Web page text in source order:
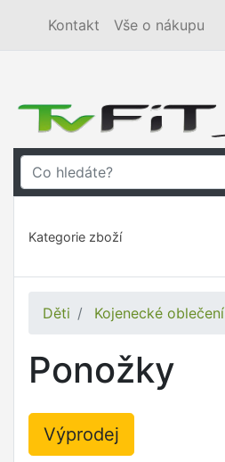
Kontakt Vše o nákupu
Kategorie zboží
Děti Kojenecké oblečení
Ponožky
Výprodej